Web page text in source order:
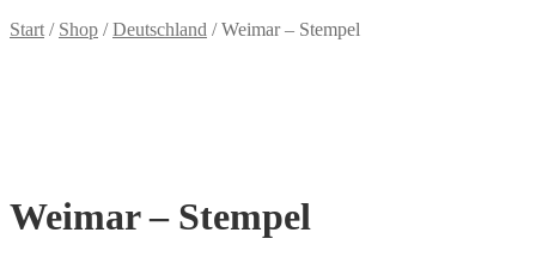
Start / Shop /Deutschland /Weimar – Stempel
Weimar – Stempel